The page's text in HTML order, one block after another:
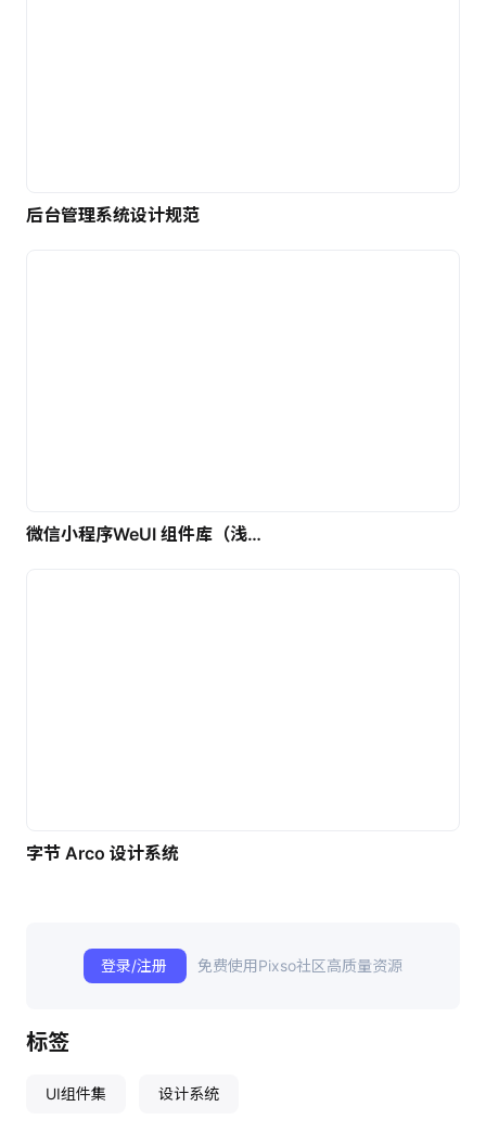
后台管理系统设计规范
微信小程序WeUI 组件库（浅色）| 免费UI设计素材
字节 Arco 设计系统
登录/注册 免费使用Pixso社区高质量资源
标签
UI组件集 设计系统